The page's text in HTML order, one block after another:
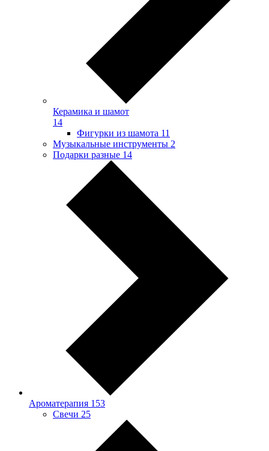
Керамика и шамот
14
Фигурки из шамота 11
Музыкальные инструменты 2
Подарки разные 14
Ароматерапия 153
Свечи 25